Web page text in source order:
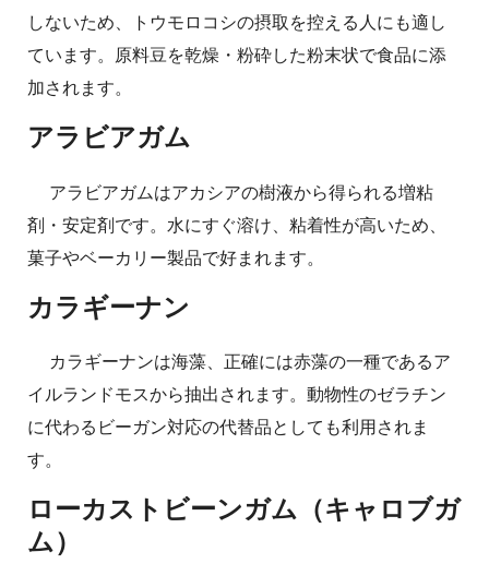
しないため、トウモロコシの摂取を控える人にも適し
ています。原料豆を乾燥・粉砕した粉末状で食品に添
加されます。
アラビアガム
アラビアガムはアカシアの樹液から得られる増粘
剤・安定剤です。水にすぐ溶け、粘着性が高いため、
菓子やベーカリー製品で好まれます。
カラギーナン
カラギーナンは海藻、正確には赤藻の一種であるア
イルランドモスから抽出されます。動物性のゼラチン
に代わるビーガン対応の代替品としても利用されま
す。
ローカストビーンガム（キャロブガ
ム）